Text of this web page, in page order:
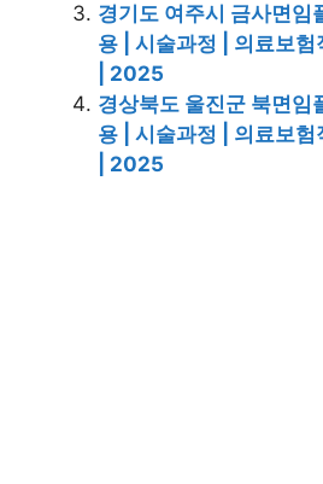
경기도 여주시 금사면임
용 | 시술과정 | 의료보
| 2025
경상북도 울진군 북면임
용 | 시술과정 | 의료보
| 2025